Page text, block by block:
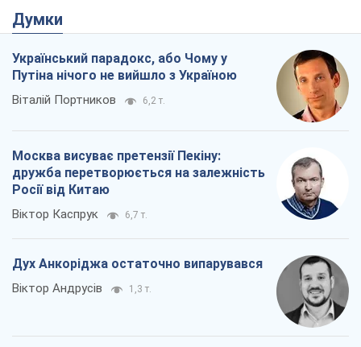
Думки
Український парадокс, або Чому у
Путіна нічого не вийшло з Україною
Віталій Портников 6,2 т.
Москва висуває претензії Пекіну:
дружба перетворюється на залежність
Росії від Китаю
Віктор Каспрук 6,7 т.
Дух Анкоріджа остаточно випарувався
Віктор Андрусів 1,3 т.